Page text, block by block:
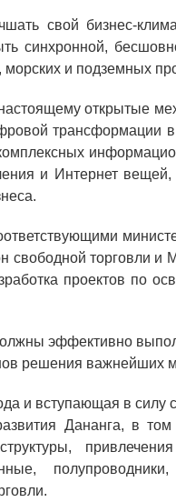
свой бизнес-
синхронной,
и подземных
открытые
трансформации
и Интернет
свободной торговли
проектов по
эффективно
решения важнейших
и вступающая в силу
Дананга, в